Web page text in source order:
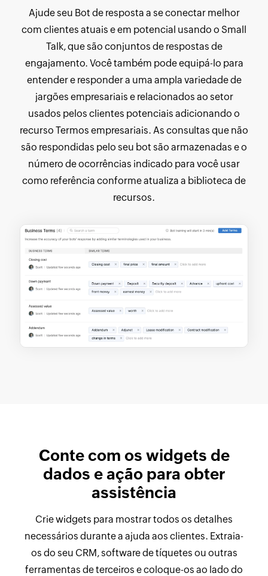
Ajude seu Bot de resposta a se conectar melhor
com clientes atuais e em potencial usando o Small
Talk, que são conjuntos de respostas de
engajamento. Você também pode equipá-lo para
entender e responder a uma ampla variedade de
jargões empresariais e relacionados ao setor
usados pelos clientes potenciais adicionando o
recurso Termos empresariais. As consultas que não
são respondidas pelo seu bot são armazenadas e o
número de ocorrências indicado para você usar
como referência conforme atualiza a biblioteca de
recursos.
Conte com os widgets de
dados e ação para obter
assistência
Crie widgets para mostrar todos os detalhes
necessários durante a ajuda aos clientes. Extraia-
os do seu CRM, software de tíquetes ou outras
ferramentas de terceiros e coloque-os ao lado do